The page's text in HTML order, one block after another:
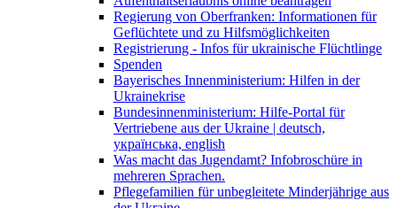
Regierung von Oberfranken: Informationen für
Geflüchtete und zu Hilfsmöglichkeiten
Registrierung - Infos für ukrainische Flüchtlinge
Spenden
Bayerisches Innenministerium: Hilfen in der
Ukrainekrise
Bundesinnenministerium: Hilfe-Portal für
Vertriebene aus der Ukraine | deutsch,
українська, english
Was macht das Jugendamt? Infobroschüre in
mehreren Sprachen.
Pflegefamilien für unbegleitete Minderjährige aus